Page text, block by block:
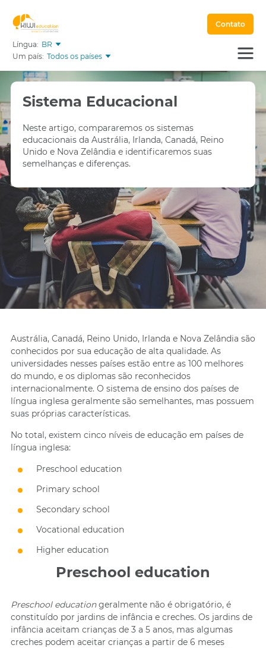
Língua: BR
Um país: Todos os países
Contato
Sistema Educacional
Neste artigo, compararemos os sistemas
educacionais da Austrália, Irlanda, Canadá, Reino
Unido e Nova Zelândia e identificaremos suas
semelhanças e diferenças.
Austrália, Canadá, Reino Unido, Irlanda e Nova Zelândia são
conhecidos por sua educação de alta qualidade. As
universidades nesses países estão entre as 100 melhores
do mundo, e os diplomas são reconhecidos
internacionalmente. O sistema de ensino dos países de
língua inglesa geralmente são semelhantes, mas possuem
suas próprias características.
No total, existem cinco níveis de educação em países de
língua inglesa:
Preschool education
Primary school
Secondary school
Vocational education
Higher education
Preschool education
Preschool educationgeralmente não é obrigatório, é
constituído por jardins de infância e creches. Os jardins de
infância aceitam crianças de 3 a 5 anos, mas algumas
creches podem aceitar crianças a partir de 6 meses